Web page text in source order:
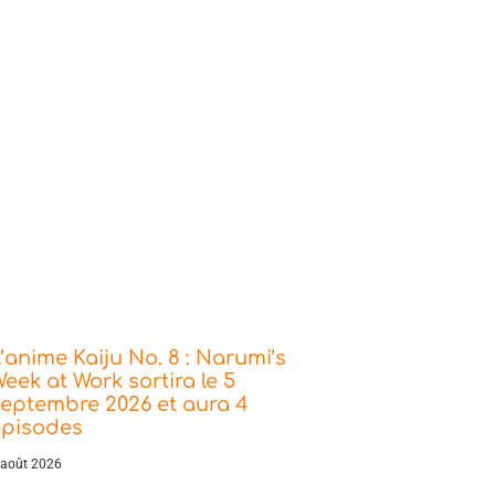
Kaiju No. 8 : Narumi’s
at Work sortira le 5
2026 et aura 4
2026